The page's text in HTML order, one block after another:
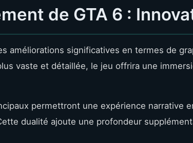
de GTA 6 :
améliorations significatives en termes de
vaste et détaillée, le jeu offrira une
permettront une expérience narrative
dualité ajoute une profondeur